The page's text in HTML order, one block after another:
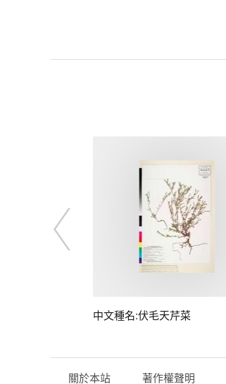
中文種名:伏毛天芹菜
關於本站 著作權聲明